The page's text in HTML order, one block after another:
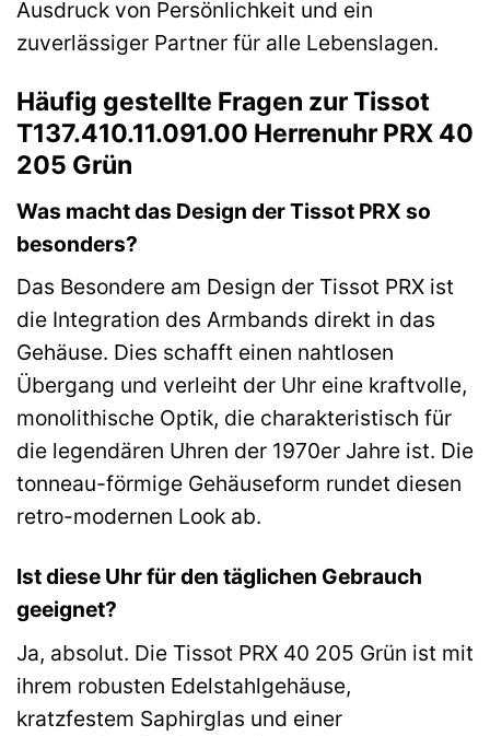
Ausdruck von Persönlichkeit und ein
zuverlässiger Partner für alle Lebenslagen.
Häufig gestellte Fragen zur Tissot
T137.410.11.091.00 Herrenuhr PRX 40
205 Grün
Was macht das Design der Tissot PRX so
besonders?
Das Besondere am Design der Tissot PRX ist
die Integration des Armbands direkt in das
Gehäuse. Dies schafft einen nahtlosen
Übergang und verleiht der Uhr eine kraftvolle,
monolithische Optik, die charakteristisch für
die legendären Uhren der 1970er Jahre ist. Die
tonneau-förmige Gehäuseform rundet diesen
retro-modernen Look ab.
Ist diese Uhr für den täglichen Gebrauch
geeignet?
Ja, absolut. Die Tissot PRX 40 205 Grün ist mit
ihrem robusten Edelstahlgehäuse,
kratzfestem Saphirglas und einer